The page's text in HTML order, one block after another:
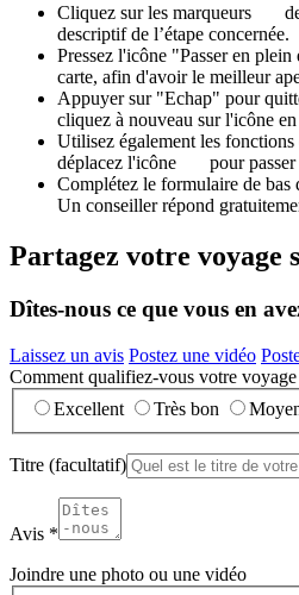
Cliquez sur les marqueurs
descriptif de l’étape concernée.
Pressez l'icône "Passer en
carte, afin d'avoir le meilleur
Appuyer sur "Echap" pour
cliquez à nouveau sur l'icône
Utilisez également les fonctions
déplacez l'icône
pour
Complétez le formulaire de bas
Un conseiller répond
Partagez votre voyage
Dîtes-nous ce que vous en
Laissez un avis Postez une vidéo
Comment qualifiez-vous votre voyage
Excellent
Très bon
Titre (facultatif)
Avis *
Joindre une photo ou une vidéo